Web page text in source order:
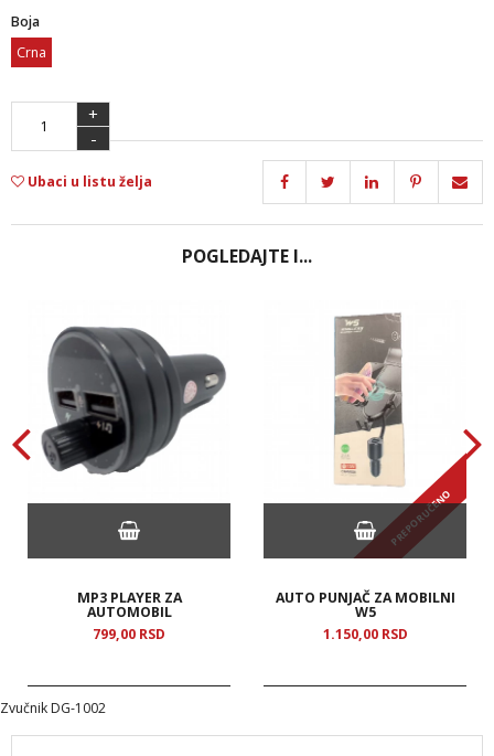
Boja
Crna
+
-
Ubaci u listu želja
POGLEDAJTE I...
MP3 PLAYER ZA
AUTOMOBIL
799,00 RSD
PREPORUČENO
AUTO PUNJAČ ZA MOBILNI
W5
1.150,00 RSD
Zvučnik DG-1002